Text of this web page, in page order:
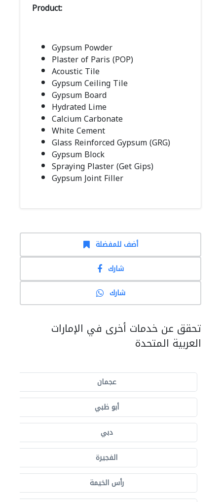
Product:
Gypsum Powder
Plaster of Paris (POP)
Acoustic Tile
Gypsum Ceiling Tile
Gypsum Board
Hydrated Lime
Calcium Carbonate
White Cement
Glass Reinforced Gypsum (GRG)
Gypsum Block
Spraying Plaster (Get Gips)
Gypsum Joint Filler
أضف للمفضلة
شارك
شارك
تحقق عن خدمات أخرى في الإمارات
العربية المتحدة
عجمان
أبو ظبي
دبي
الفجيرة
رأس الخيمة